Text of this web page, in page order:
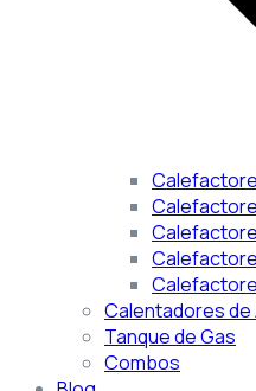
Calentadores de
Tanque de Gas
Combos